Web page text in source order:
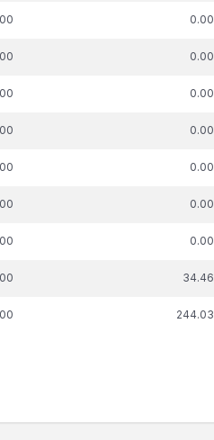
nodokļu atbalsta
0.00
0.00
0.00
0.00
0.00
0.00
0.00
34.46
244.03